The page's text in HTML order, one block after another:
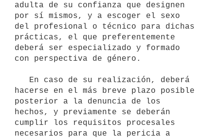
adulta de su confianza que designen
por sí mismos, y a escoger el sexo
del profesional o técnico para dichas
prácticas, el que preferentemente
deberá ser especializado y formado
con perspectiva de género.
hacerse en el más breve plazo posible
posterior a la denuncia de los
hechos, y previamente se deberán
cumplir los requisitos procesales
necesarios para que la pericia a